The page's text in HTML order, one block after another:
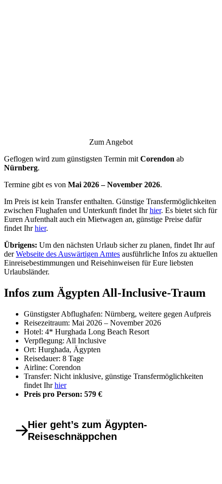
Zum Angebot
Geflogen wird zum günstigsten Termin mit Corendon ab
Nürnberg.
Termine gibt es von Mai 2026 – November 2026.
Im Preis ist kein Transfer enthalten. Günstige Transfermöglichkeiten
zwischen Flughafen und Unterkunft findet Ihrhier. Es bietet sich für
Euren Aufenthalt auch ein Mietwagen an, günstige Preise dafür
findet Ihrhier.
Übrigens: Um den nächsten Urlaub sicher zu planen, findet Ihr auf
derWebseite des Auswärtigen Amtes ausführliche Infos zu aktuellen
Einreisebestimmungen und Reisehinweisen für Eure liebsten
Urlaubsländer.
Infos zum Ägypten All-Inclusive-Traum
Günstigster Abflughafen: Nürnberg, weitere gegen Aufpreis
Reisezeitraum: Mai 2026 – November 2026
Hotel: 4* Hurghada Long Beach Resort
Verpflegung: All Inclusive
Ort: Hurghada, Ägypten
Reisedauer: 8 Tage
Airline: Corendon
Transfer: Nicht inklusive, günstige Transfermöglichkeiten
findet Ihrhier
Preis pro Person: 579 €
Hier geht’s zum Ägypten-
Reiseschnäppchen